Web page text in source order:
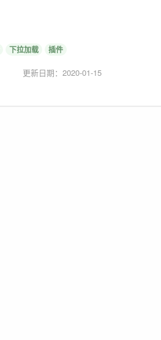
下拉加载 插件
更新日期：2020-01-15